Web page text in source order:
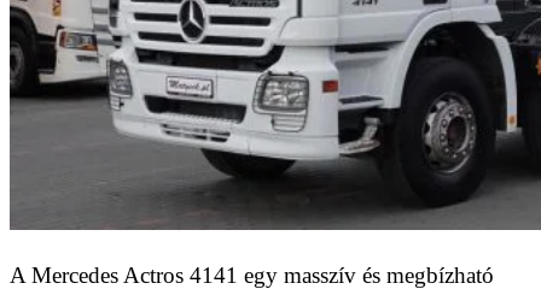
A Mercedes Actros 4141 egy masszív és megbízható